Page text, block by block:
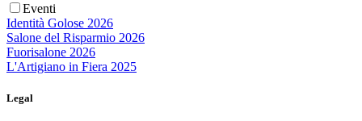
Eventi
Identità Golose 2026
Salone del Risparmio 2026
Fuorisalone 2026
L'Artigiano in Fiera 2025
Legal